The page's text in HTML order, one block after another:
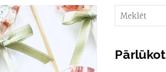
Pārlūkot